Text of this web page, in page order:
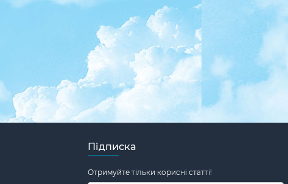
Підписка
Отримуйте тільки корисні статті!